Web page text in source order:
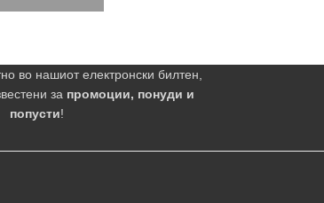
во нашиот електронски билтен,
за промоции, понуди и
попусти!